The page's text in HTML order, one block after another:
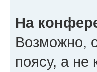
На
Возможно,
поясу, а не